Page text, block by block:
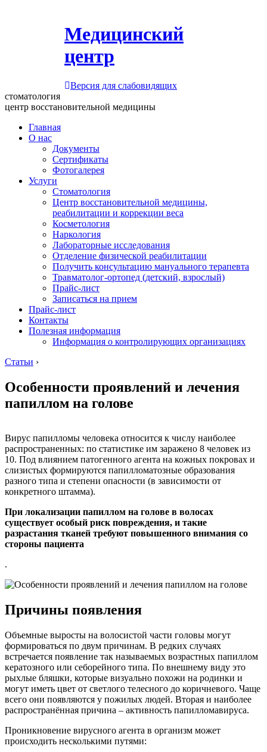
Медицинский
центр
Версия для слабовидящих
стоматология
центр восстановительной медицины
Главная
О нас
Документы
Сертификаты
Фотогалерея
Услуги
Стоматология
Центр восстановительной медицины,
реабилитации и коррекции веса
Косметология
Наркология
Лабораторные исследования
Отделение физической реабилитации
Получить консультацию мануального терапевта
Травматолог-ортопед (детский, взрослый)
Прайс-лист
Записаться на прием
Прайс-лист
Контакты
Полезная информация
Информация о контролирующих организациях
Статьи ›
Особенности проявлений и лечения
папиллом на голове
Вирус папилломы человека относится к числу наиболее
распространенных: по статистике им заражено 8 человек из
10. Под влиянием патогенного агента на кожных покровах и
слизистых формируются папилломатозные образования
разного типа и степени опасности (в зависимости от
конкретного штамма).
При локализации папиллом на голове в волосах
существует особый риск повреждения, и такие
разрастания тканей требуют повышенного внимания со
стороны пациента
.
Причины появления
Объемные выросты на волосистой части головы могут
формироваться по двум причинам. В редких случаях
встречается появление так называемых возрастных папиллом
кератозного или себорейного типа. По внешнему виду это
рыхлые бляшки, которые визуально похожи на родинки и
могут иметь цвет от светлого телесного до коричневого. Чаще
всего они появляются у пожилых людей. Вторая и наиболее
распространённая причина – активность папилломавируса.
Проникновение вирусного агента в организм может
происходить несколькими путями: